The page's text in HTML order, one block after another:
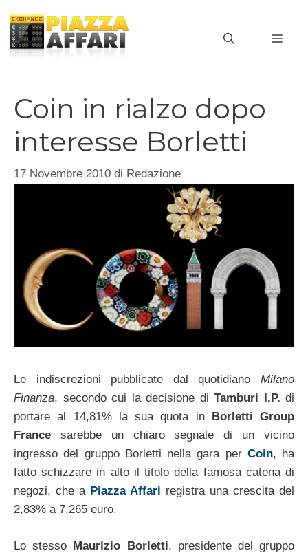
contenuto
Coin in rialzo dopo
interesse Borletti
17 Novembre 2010 di Redazione
Le indiscrezioni pubblicate dal quotidiano Milano
Finanza, secondo cui la decisione di Tamburi I.P. di
portare al 14,81% la sua quota in
Borletti Group
France sarebbe un chiaro segnale di un vicino
ingresso del gruppo Borletti nella gara per Coin, ha
fatto schizzare in alto il titolo della famosa catena di
negozi, che a Piazza Affari registra una crescita del
2,83% a 7,265 euro.
Lo stesso Maurizio Borletti, presidente del gruppo